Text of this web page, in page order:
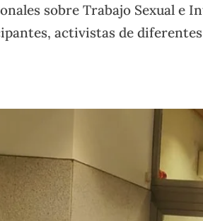
sobre Trabajo Sexual e
activistas de